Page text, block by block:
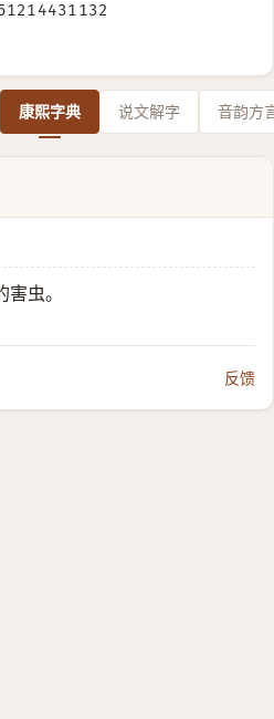
康熙字典 说文解字 音韵方
虫。
反馈